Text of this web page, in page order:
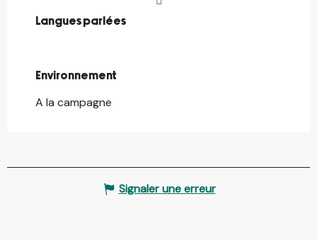
Langues parlées
Langues parlées
Environnement
Environnement
A la campagne
Signaler une erreur